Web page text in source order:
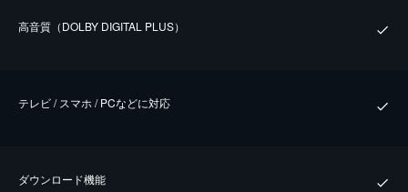
⾼⾳質（DOLBY DIGITAL PLUS）
テレビ / スマホ / PCなどに対応
ダウンロード機能